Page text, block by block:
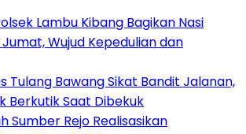
Lambu Kibang Bagikan Nasi
Wujud Kepedulian dan
Tulang Bawang Sikat Bandit Jalanan,
Berkutik Saat Dibekuk
Sumber Rejo Realisasikan